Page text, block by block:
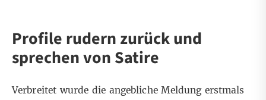
Profile rudern zurück und
sprechen von Satire
Verbreitet wurde die angebliche Meldung erstmals